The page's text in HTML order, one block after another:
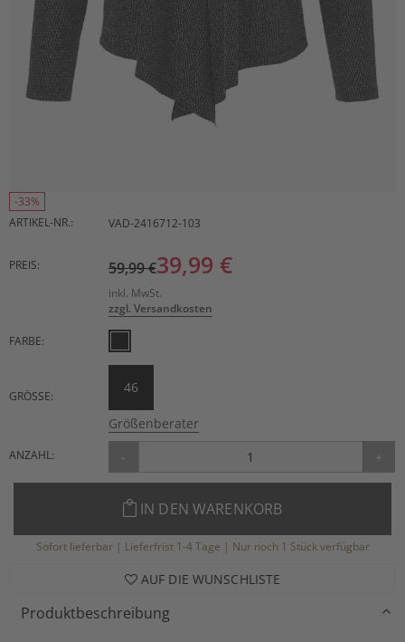
-33%
ARTIKEL-NR.:
VAD-2416712-103
PREIS: 59,99 €39,99 €
inkl. MwSt.
zzgl. Versandkosten
FARBE:
GRÖSSE:
46
Größenberater
ANZAHL: - +
IN DEN WARENKORB
Sofort lieferbar | Lieferfrist 1-4 Tage | Nur noch 1 Stück verfügbar
AUF DIE WUNSCHLISTE
Produktbeschreibung